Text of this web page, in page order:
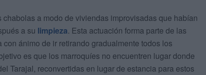
a modo de viviendas improvisadas que habían
a su limpieza. Esta actuación forma parte de las
ánimo de ir retirando gradualmente todos los
es que los marroquíes no encuentren lugar donde
Tarajal, reconvertidas en lugar de estancia para estos